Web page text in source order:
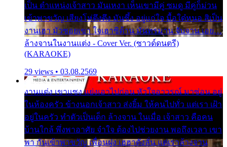
เป็น ตำแหน่งเจ้าสาว มันเหงา เห็นเขามีคู่ ซมดู มีคู่ก็ม่วน
เข้าพาขวัญ เสียงโห่ตึงตึง มันซึ้ง อยู่แก่ใจ มื้อใด๋หนอ สิเป็น
งานเฮา มัวซอยเขา ใจเฮาซิด้าน มันทรมาน จับจาน เอย…
ล้างจานในงานแต่ง - Cover Ver. (ซาวด์ดนตรี)
(KARAOKE)
29 views • 03.08.2569
งานแต่ง เขาแซง แย่งเอาไปก่อน หัวใจอาวรณ์ มาซ่อน อยู่
ในห้องครัว ข้างนอกเจ้าสาว ส่งยิ้ม ให้คนไปทั่ว แต่เรา เฝ้า
อยู่ในครัว ทำตัวเป็นเด็ก ล้างจาน ในเมื่อ เจ้าสาว คือคน
บ้านใกล้ พึ่งพาอาศัย จำใจ ต้องไปช่วยงาน พอถึงเวลา เขา
พา กันเข้าพาขวัญ เพื่อนฝูง เฮฮาดังลั่น แต่เราล้างจาน